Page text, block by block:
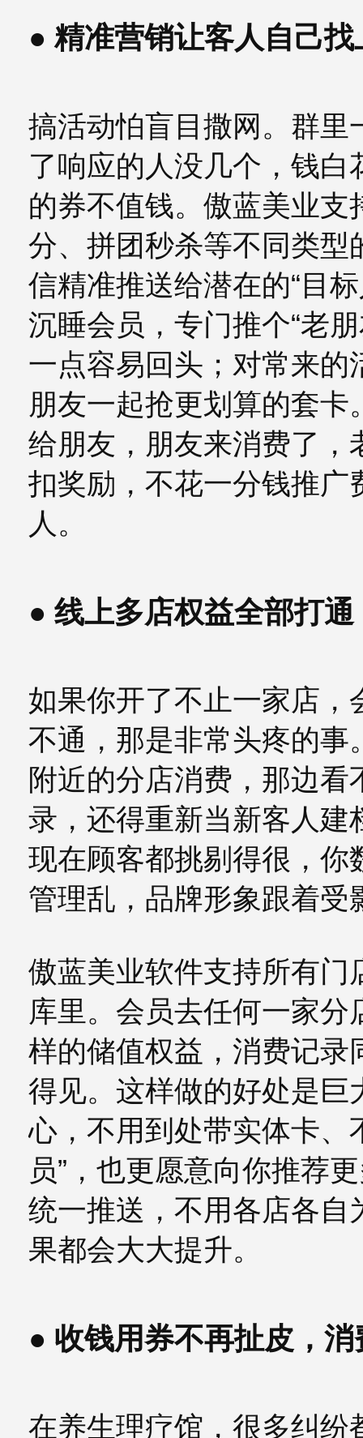
● 精准营销让客人自己
搞活动怕盲目撒网。群里
了响应的人没几个，钱
的券不值钱。傲蓝美业支
分、拼团秒杀等不同类型
信精准推送给潜在的“目
沉睡会员，专门推个“老
一点容易回头；对常来
朋友一起抢更划算的套
给朋友，朋友来消费了，
扣奖励，不花一分钱推广
人。
● 线上多店权益全部打
如果你开了不止一家店
不通，那是非常头疼的事
附近的分店消费，那边
录，还得重新当新客人建
现在顾客都挑剔得很，你
管理乱，品牌形象跟着受
傲蓝美业软件支持所有门
库里。会员去任何一家
样的储值权益，消费记录
得见。这样做的好处是巨
心，不用到处带实体卡、
员”，也更愿意向你推荐
统一推送，不用各店各自
果都会大大提升。
● 收钱用券不再扯皮，
在养生理疗馆，很多纠纷